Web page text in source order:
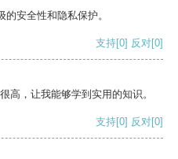
安全性和隐私保护。
支持[0] 反对[0]
高，让我能够学到实用的知识。
支持[0] 反对[0]